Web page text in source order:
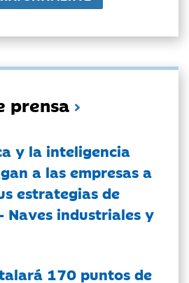
prensa
y la inteligencia
a las empresas a
estrategias de
Naves industriales y
170 puntos de